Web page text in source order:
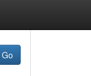
Go